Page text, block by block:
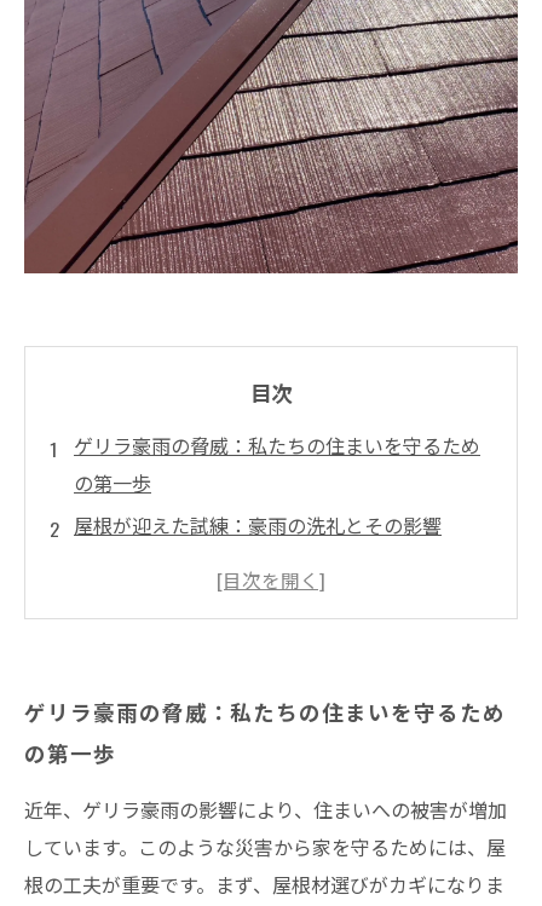
目次
ゲリラ豪雨の脅威：私たちの住まいを守るため
の第一歩
屋根が迎えた試練：豪雨の洗礼とその影響
効果的な対策とは？屋根材選びのポイントを解
例
快適な住環境を維持するための屋根のメンテナ
ンス
未来のために！ゲリラ豪雨対策で安心な住まい
を手に入れよう
ゲリラ豪雨の脅威：私たちの住まいを守るため
の第一歩
近年、ゲリラ豪雨の影響により、住まいへの被害が増加
しています。このような災害から家を守るためには、屋
根の工夫が重要です。まず、屋根材選びがカギになりま